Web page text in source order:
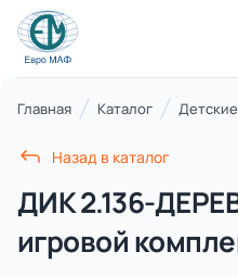
КАТАЛОГ
21 категория
Главная Каталог
Назад в каталог
ДИК 2.136-
игровой